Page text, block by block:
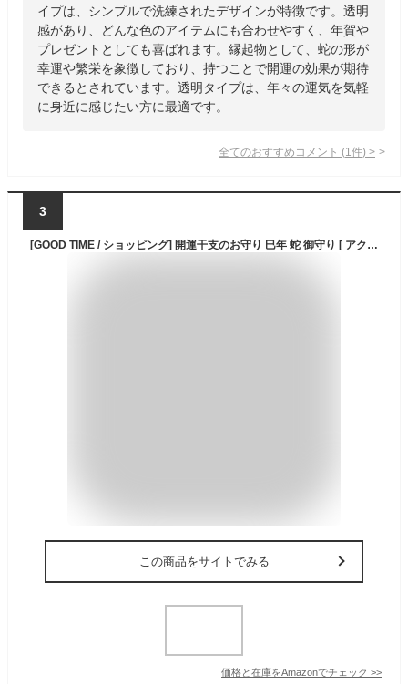
イプは、シンプルで洗練されたデザインが特徴です。透明
感があり、どんな色のアイテムにも合わせやすく、年賀や
プレゼントとしても喜ばれます。縁起物として、蛇の形が
幸運や繁栄を象徴しており、持つことで開運の効果が期待
できるとされています。透明タイプは、年々の運気を気軽
に身近に感じたい方に最適です。
全てのおすすめコメント (1 件) >
3
[GOOD TIME / ショッピング] 開運干支のお守り 巳年 蛇 御守り [ アクリルタイプ ] 乙巳 きのとみ へび 令和7年 2025年 開運 根付 ストラップ 縁起物 招福 幸運 年賀 プレゼント (白)
この商品をサイトでみる
価格と在庫をAmazonでチェック >>